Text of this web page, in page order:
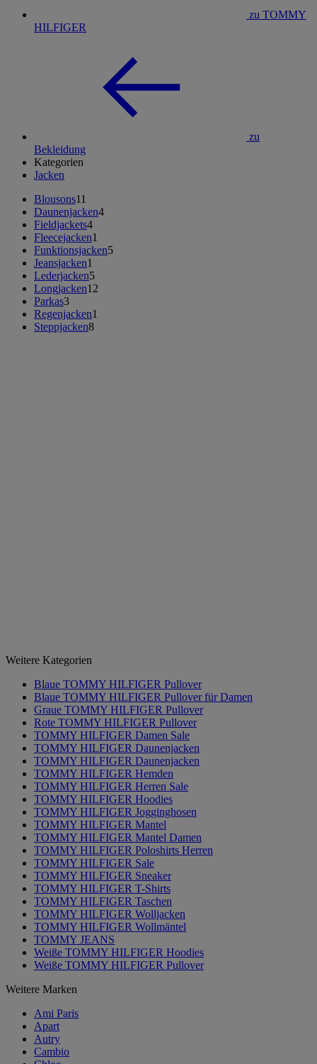
zu TOMMY
HILFIGER
zu
Bekleidung
Kategorien
Jacken
Blousons11
Daunenjacken4
Fieldjackets4
Fleecejacken1
Funktionsjacken5
Jeansjacken1
Lederjacken5
Longjacken12
Parkas3
Regenjacken1
Steppjacken8
Weitere Kategorien
Blaue TOMMY HILFIGER Pullover
Blaue TOMMY HILFIGER Pullover für Damen
Graue TOMMY HILFIGER Pullover
Rote TOMMY HILFIGER Pullover
TOMMY HILFIGER Damen Sale
TOMMY HILFIGER Daunenjacken
TOMMY HILFIGER Daunenjacken
TOMMY HILFIGER Hemden
TOMMY HILFIGER Herren Sale
TOMMY HILFIGER Hoodies
TOMMY HILFIGER Jogginghosen
TOMMY HILFIGER Mantel
TOMMY HILFIGER Mantel Damen
TOMMY HILFIGER Poloshirts Herren
TOMMY HILFIGER Sale
TOMMY HILFIGER Sneaker
TOMMY HILFIGER T-Shirts
TOMMY HILFIGER Taschen
TOMMY HILFIGER Woll­jacken
TOMMY HILFIGER Woll­mäntel
TOMMY JEANS
Weiße TOMMY HILFIGER Hoodies
Weiße TOMMY HILFIGER Pullover
Weitere Marken
Ami Paris
Apart
Autry
Cambio